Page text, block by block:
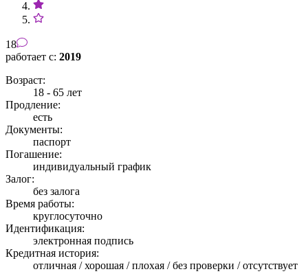
18
работает с: 2019
Возраст:
18 - 65 лет
Продление:
есть
Документы:
паспорт
Погашение:
индивидуальный график
Залог:
без залога
Время работы:
круглосуточно
Идентификация:
электронная подпись
Кредитная история:
отличная / хорошая / плохая / без проверки / отсутствует